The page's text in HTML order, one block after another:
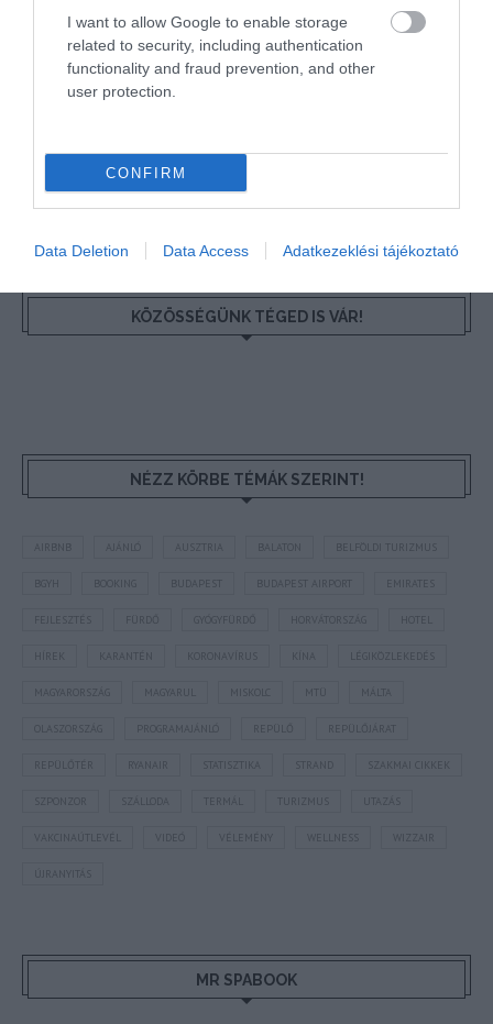
I want to allow Google to enable storage
related to security, including authentication
functionality and fraud prevention, and other
user protection.
CONFIRM
Data Deletion Data Access Adatkezeklési tájékoztató
"Az ember, aki a tengert nézi, szerelemtől
sújtott gyerek." Jean-Michel Maulpoix
KÖZÖSSÉGÜNK TÉGED IS VÁR!
NÉZZ KÖRBE TÉMÁK SZERINT!
AUSZTRIA BALATON BELFÖLDI TURIZMUS
BUDAPEST BUDAPEST AIRPORT EMIRATES
FEJLESZTÉS HORVÁTORSZÁG HOTEL
KARANTÉN LÉGIKÖZLEKEDÉS
MAGYARORSZÁG MTÜ MÁLTA
OLASZORSZÁG REPÜLŐJÁRAT
REPÜLŐTÉR STATISZTIKA STRAND SZAKMAI CIKKEK
SZPONZOR SZÁLLODA TERMÁL TURIZMUS UTAZÁS
VAKCINAÚTLEVÉL WIZZAIR
ÚJRANYITÁS
MR SPABOOK